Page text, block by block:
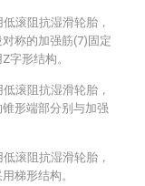
滚阻抗湿滑轮胎，
称的加强筋(7)固定
字形结构。
滚阻抗湿滑轮胎，
形端部分别与加强
滚阻抗湿滑轮胎，
梯形结构。